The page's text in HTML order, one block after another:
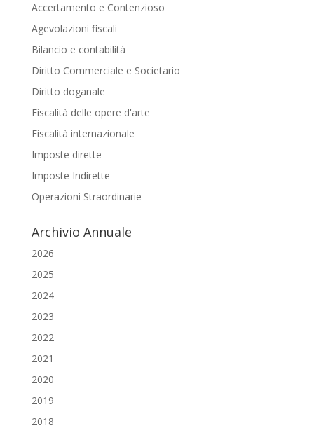
Accertamento e Contenzioso
Agevolazioni fiscali
Bilancio e contabilità
Diritto Commerciale e Societario
Diritto doganale
Fiscalità delle opere d'arte
Fiscalità internazionale
Imposte dirette
Imposte Indirette
Operazioni Straordinarie
Archivio Annuale
2026
2025
2024
2023
2022
2021
2020
2019
2018